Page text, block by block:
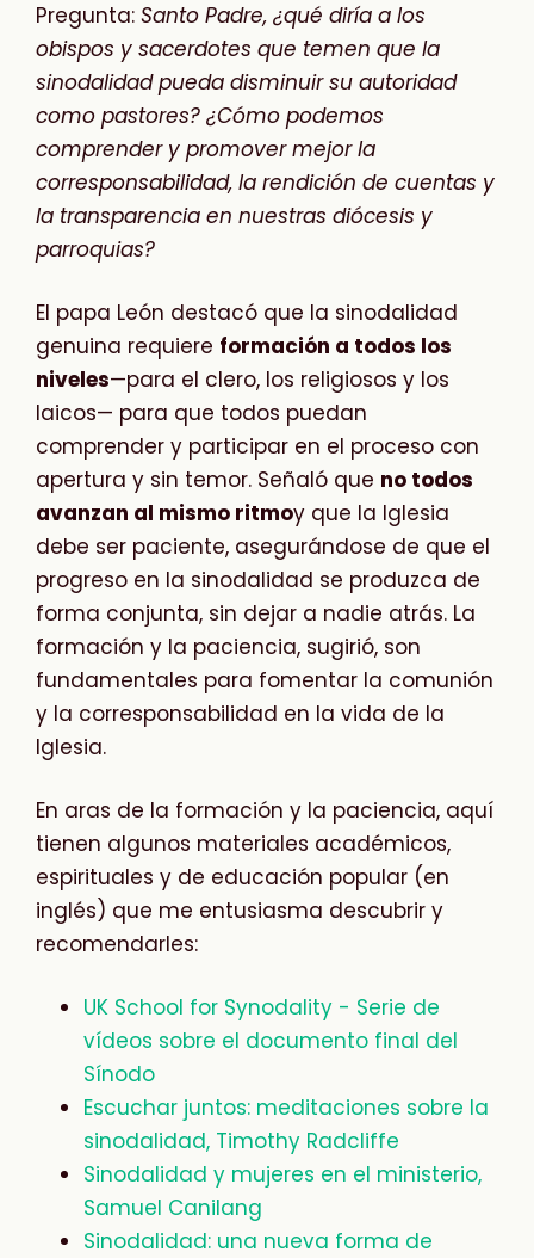
Pregunta: Santo Padre, ¿qué diría a los
obispos y sacerdotes que temen que la
sinodalidad pueda disminuir su autoridad
como pastores? ¿Cómo podemos
comprender y promover mejor la
corresponsabilidad, la rendición de cuentas y
la transparencia en nuestras diócesis y
parroquias?
El papa León destacó que la sinodalidad
genuina requiere formación a todos los
niveles—para el clero, los religiosos y los
laicos— para que todos puedan
comprender y participar en el proceso con
apertura y sin temor. Señaló que no todos
avanzan al mismo ritmoy que la Iglesia
debe ser paciente, asegurándose de que el
progreso en la sinodalidad se produzca de
forma conjunta, sin dejar a nadie atrás. La
formación y la paciencia, sugirió, son
fundamentales para fomentar la comunión
y la corresponsabilidad en la vida de la
Iglesia.
En aras de la formación y la paciencia, aquí
tienen algunos materiales académicos,
espirituales y de educación popular (en
inglés) que me entusiasma descubrir y
recomendarles:
UK School for Synodality - Serie de
vídeos sobre el documento final del
Sínodo
Escuchar juntos: meditaciones sobre la
sinodalidad, Timothy Radcliffe
Sinodalidad y mujeres en el ministerio,
Samuel Canilang
Sinodalidad: una nueva forma de